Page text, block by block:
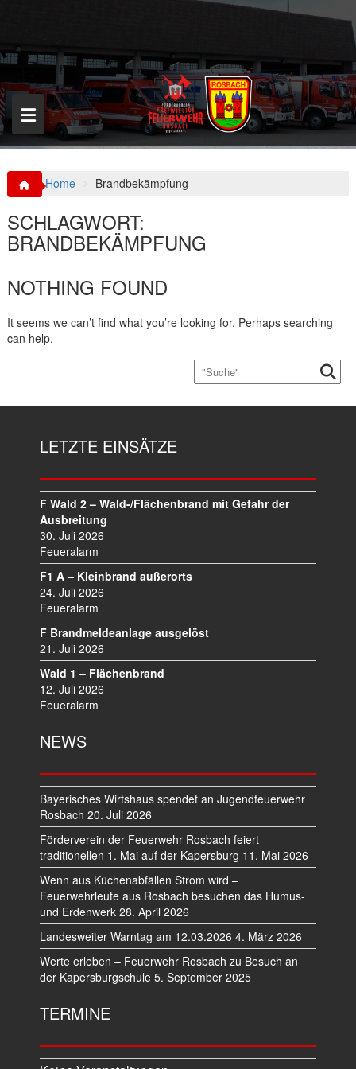
p
o
c
o
n
t
Home Brandbekämpfung
SCHLAGWORT:
BRANDBEKÄMPFUNG
NOTHING FOUND
It seems we can’t find what you’re looking for. Perhaps searching
can help.
LETZTE EINSÄTZE
F Wald 2 – Wald-/Flächenbrand mit Gefahr der
Ausbreitung
30. Juli 2026
Feueralarm
F1 A – Kleinbrand außerorts
24. Juli 2026
Feueralarm
F Brandmeldeanlage ausgelöst
21. Juli 2026
Wald 1 – Flächenbrand
12. Juli 2026
Feueralarm
NEWS
Bayerisches Wirtshaus spendet an Jugendfeuerwehr
Rosbach 20. Juli 2026
Förderverein der Feuerwehr Rosbach feiert
traditionellen 1. Mai auf der Kapersburg 11. Mai 2026
Wenn aus Küchenabfällen Strom wird –
Feuerwehrleute aus Rosbach besuchen das Humus-
und Erdenwerk 28. April 2026
Landesweiter Warntag am 12.03.2026 4. März 2026
Werte erleben – Feuerwehr Rosbach zu Besuch an
der Kapersburgschule 5. September 2025
TERMINE